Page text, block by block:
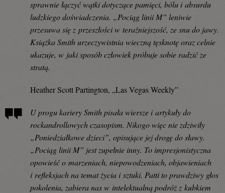
sprawnie łączyć wątki dotyczące pamięci, bólu i absurdu
ludzkiego doświadczenia. „Pociąg linii M” leniwie
przesuwa się z przeszłości w teraźniejszość, ze snu do jawy.
Książka Smith urzeczywistnia wieczną tęsknotę oraz celnie
ukazuje, w jaki sposób człowiek próbuje sobie radzić ze
stratą.
Heather Scott Partington, „Las Vegas Weekly”
U progu kariery Smith pisała wiersze i artykuły do
rockandrollowych czasopism. Nikogo więc nie zdziwiły
„Poniedziałkowe dzieci”, opisujące jej drogę do sławy.
„Pociąg linii M” jest zupełnie inny. To impresjonistyczna
opowieść o marzeniach, niepowodzeniach, objawieniach
i refleksjach na temat życia i sztuki. Patti to prawdziwy głos
pokolenia, zabiera nas w intelektualną podróż z kubkiem